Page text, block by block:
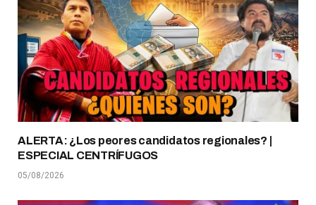
ALERTA: ¿Los peores candidatos regionales? |
ESPECIAL CENTRÍFUGOS
05/08/2026